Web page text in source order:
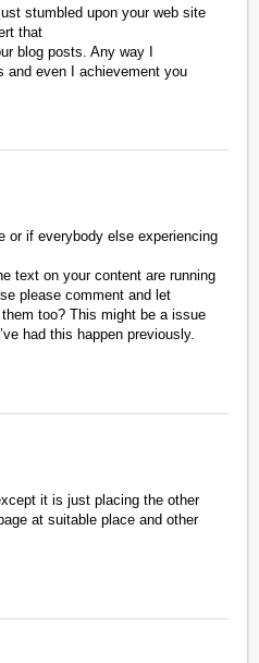
stumbled upon your web site
that
blog posts. Any way I
and even I achievement you
or if everybody else experiencing
text on your content are running
please comment and let
too? This might be a issue
had this happen previously.
it is just placing the other
at suitable place and other